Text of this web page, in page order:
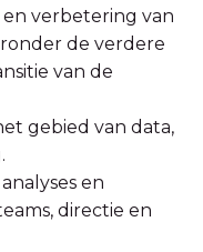
verbetering van
de verdere
van de
gebied van data,
en
directie en